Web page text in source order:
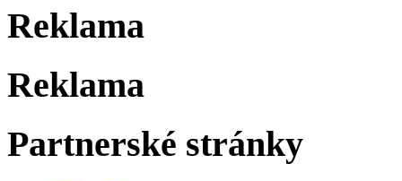
Reklama
Reklama
Partnerské stránky